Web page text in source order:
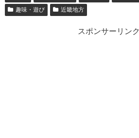
趣味・遊び
近畿地方
スポンサーリンク